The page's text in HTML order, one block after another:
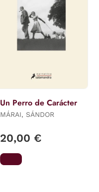
Un Perro de Carácter
MÁRAI, SÁNDOR
20,00 €